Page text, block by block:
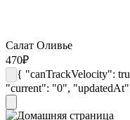
Салат Оливье
470₽
{ "canTrackVelocity":
"current": "0",